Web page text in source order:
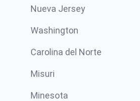
Nueva Jersey
Washington
Carolina del Norte
Misuri
Minesota